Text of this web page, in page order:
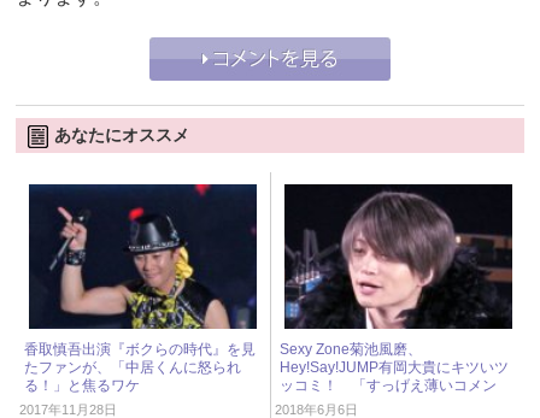
あなたにオススメ
香取慎吾出演『ボクらの時代』を見
たファンが、「中居くんに怒られ
る！」と焦るワケ
2017年11月28日
Sexy Zone菊池風磨、
Hey!Say!JUMP有岡大貴にキツいツ
ッコミ！ 「すっげえ薄いコメン
ト」
2018年6月6日